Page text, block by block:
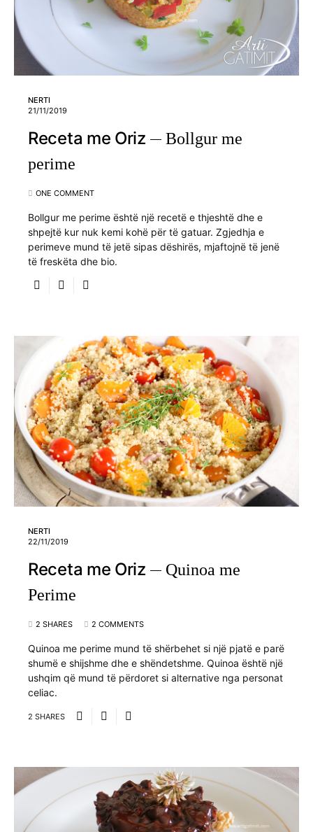
NERTI
21/11/2019
Receta me Oriz
Bollgur me
perime
ONE COMMENT
Bollgur me perime është një recetë e thjeshtë dhe e
shpejtë kur nuk kemi kohë për të gatuar. Zgjedhja e
perimeve mund të jetë sipas dëshirës, mjaftojnë të jenë
të freskëta dhe bio.
NERTI
22/11/2019
Receta me Oriz
Quinoa me
Perime
2 SHARES 2 COMMENTS
Quinoa me perime mund të shërbehet si një pjatë e parë
shumë e shijshme dhe e shëndetshme. Quinoa është një
ushqim që mund të përdoret si alternative nga personat
celiac.
2 SHARES